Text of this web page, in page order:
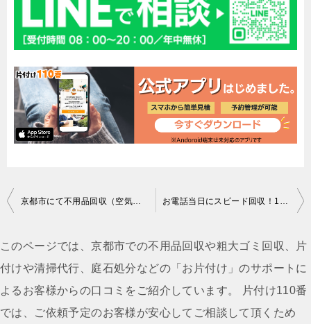
投
ナ
ビ
ゲ
ー
京都市にて不用品回収（空気清浄機、ソファー（３人用）、収納棚、自転車（大人用））ご依頼の匿名希望様の声 お電話当日にスピード回収！15分程で軽トラックいっぱいの不用品を処分できた、と喜んで頂けました！
このページでは、京都市での不用品回収や粗大ゴミ回収、片
付けや清掃代行、庭石処分などの「お片付け」のサポートに
よるお客様からの口コミをご紹介しています。 片付け110番
では、ご依頼予定のお客様が安心してご相談して頂くため